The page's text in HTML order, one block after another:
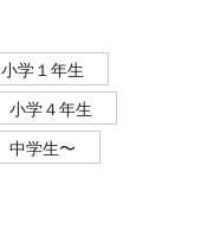
小学１年生
小学４年生
中学生〜